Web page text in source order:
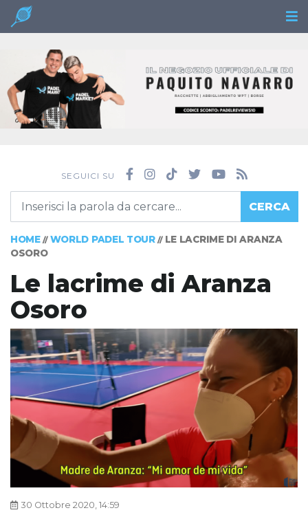
SEGUICI SU
CERCA
HOME// WORLD PADEL TOUR// LE LACRIME DI ARANZA
OSORO
Le lacrime di Aranza
Osoro
30 Ottobre 2020, 14:59